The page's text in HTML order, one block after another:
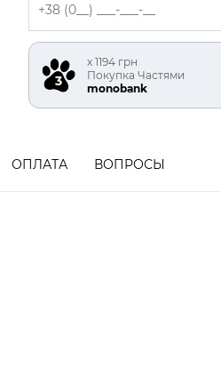
х 1194 грн
Покупка Частями
monobank
ОПЛАТА ВОПРОСЫ